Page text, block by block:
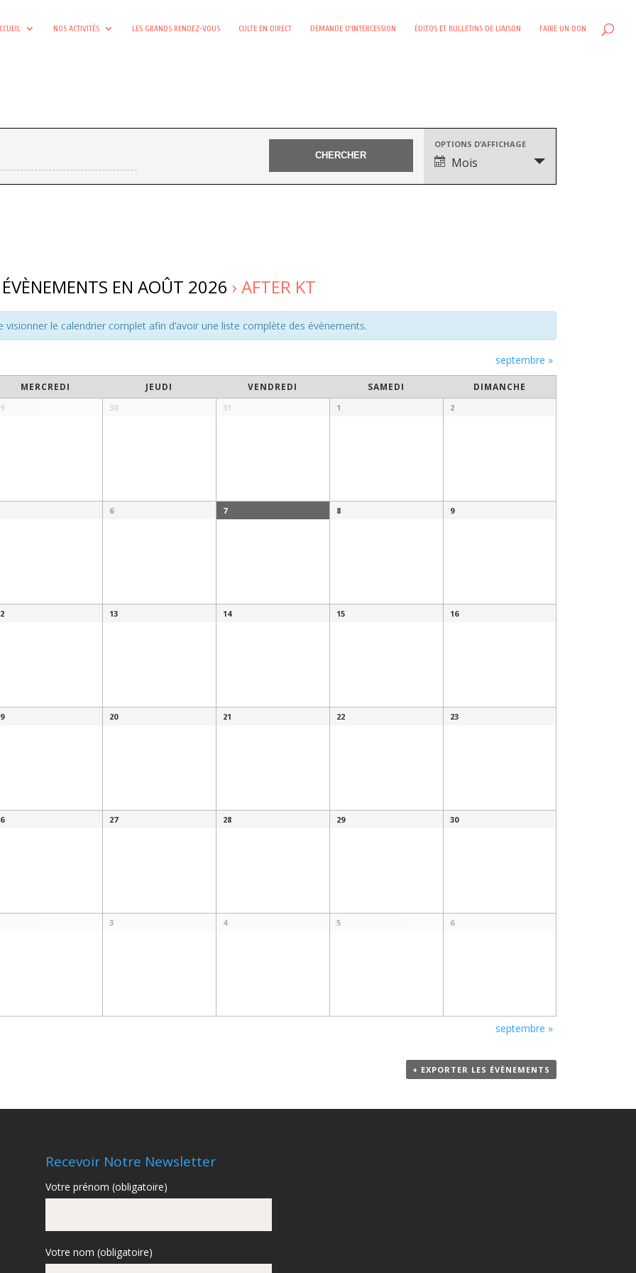
NOS ACTIVITÉS LES GRANDS RENDEZ-VOUS CULTE EN DIRECT DEMANDE D’INTERCESSION ÉDITOS ET BULLETINS DE LIAISON FAIRE UN DON
Navigation
de
vues
OPTIONS D’AFFICHAGE
Mois
ÉVÈNEMENTS EN AOÛT 2026 › AFTER KT
le calendrier complet afin d’avoir une liste complète des évènements.
septembre »
MERCREDI JEUDI VENDREDI SAMEDI DIMANCHE
30 31 1 2
6 7 8 9
13 14 15 16
20 21 22 23
27 28 29 30
3 4 5 6
septembre »
+ EXPORTER LES ÉVÈNEMENTS
Recevoir Notre Newsletter
Votre prénom (obligatoire)
Votre nom (obligatoire)